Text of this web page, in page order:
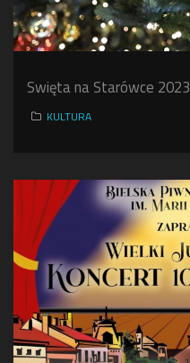
Swięta na Starówce 2023
KULTURA